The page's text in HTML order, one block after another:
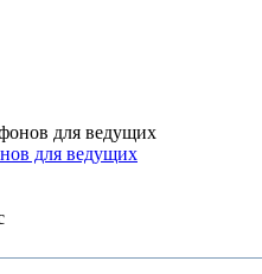
для ведущих